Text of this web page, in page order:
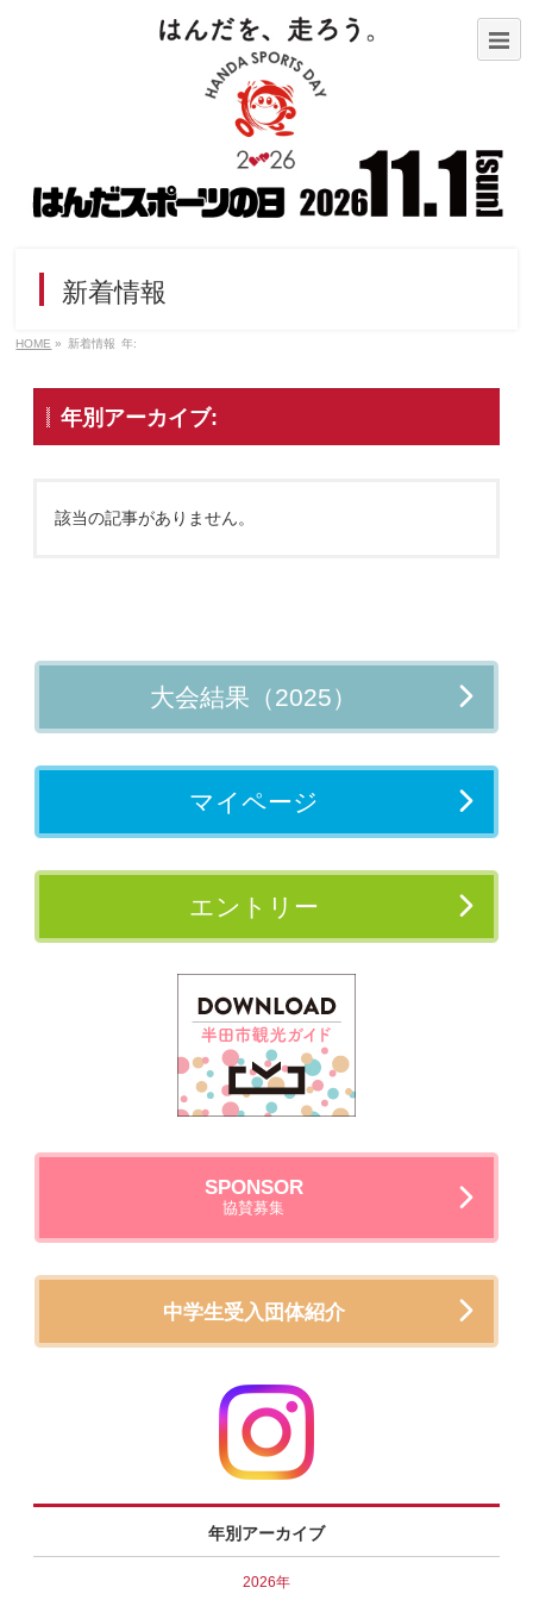
新着情報
HOME » 新着情報 年:
年別アーカイブ:
該当の記事がありません。
大会結果（2025）
マイページ
エントリー
SPONSOR
協賛募集
中学生受入団体紹介
年別アーカイブ
2026年